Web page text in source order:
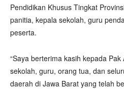
Pendidikan Khusus Tingkat
panitia, kepala sekolah, guru
peserta.
“Saya berterima kasih kepada
sekolah, guru, orang tua, dan
daerah di Jawa Barat yang telah